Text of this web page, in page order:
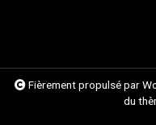
Fièrement propulsé par
du